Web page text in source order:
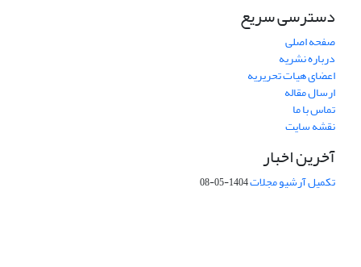
دسترسی سریع
صفحه اصلی
درباره نشریه
اعضای هیات تحریریه
ارسال مقاله
تماس با ما
نقشه سایت
آخرین اخبار
تکمیل آرشیو مجلات1404-05-08